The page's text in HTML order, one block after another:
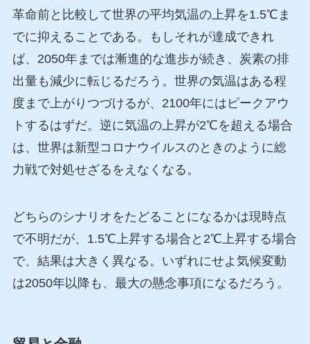
革命前と比較して世界の平均気温の上昇を1.5℃ま
でに抑えることである。もしそれが達成できれ
ば、2050年までは漸進的な進歩が続き、炭素の排
出量も減少に転じるだろう。世界の気温はある程
度まで上がりつづけるが、2100年にはピークアウ
トするはずだ。逆に気温の上昇が2℃を超える場合
は、世界は新型コロナウイルスのときのように総
力戦で対処せざるをえなくなる。
どちらのシナリオをたどることになるかは現時点
で不明だが、1.5℃上昇する場合と2℃上昇する場合
で、結果は大きく異なる。いずれにせよ気候変動
は2050年以降も、最大の懸念事項になるだろう。